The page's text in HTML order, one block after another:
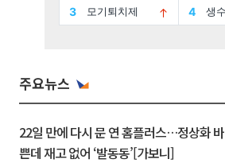
주요뉴스
22일 만에 다시 문 연 홈플러스…정상화 바
쁜데 재고 없어 ‘발동동’[가보니]